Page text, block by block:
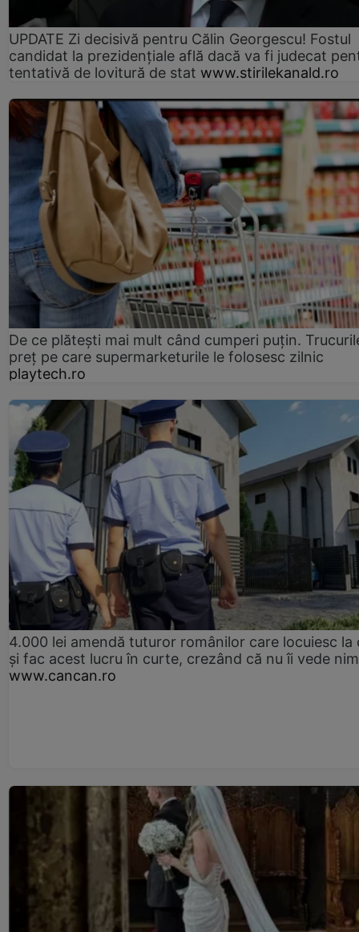
UPDATE Zi decisivă pentru Călin Georgescu! Fostul
candidat la prezidențiale află dacă va fi judecat
tentativă de lovitură de stat www.stirilekanald.ro
De ce plătești mai mult când cumperi puțin.
preț pe care supermarketurile le folosesc zilnic
playtech.ro
4.000 lei amendă tuturor românilor care locuiesc la
și fac acest lucru în curte, crezând că nu îi vede
www.cancan.ro